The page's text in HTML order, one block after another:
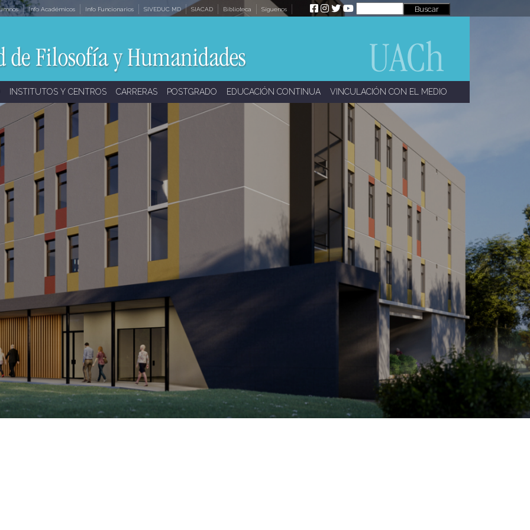
Info Académicos Info Funcionarios SIVEDUC MD SIACAD Biblioteca Síguenos
INSTITUTOS Y CENTROS CARRERAS POSTGRADO EDUCACIÓN CONTINUA VINCULACIÓN CON EL MEDIO